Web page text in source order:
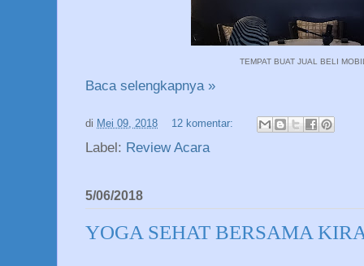
TEMPAT BUAT JUAL BELI
Baca selengkapnya »
di Mei 09, 2018 12 komentar:
Label: Review Acara
5/06/2018
YOGA SEHAT BERSAMA